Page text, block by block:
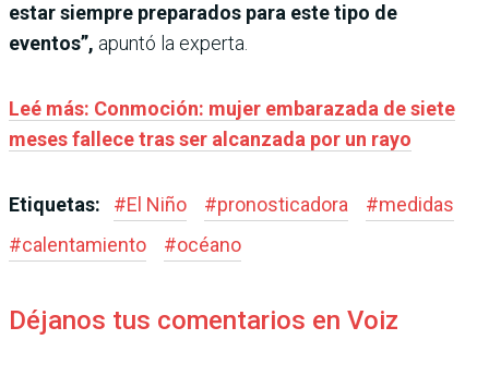
estar siempre preparados para este tipo de
eventos”, apuntó la experta.
Leé más: Conmoción: mujer embarazada de siete
meses fallece tras ser alcanzada por un rayo
Etiquetas: #El Niño #pronosticadora #medidas
#calentamiento #océano
Déjanos tus comentarios en Voiz